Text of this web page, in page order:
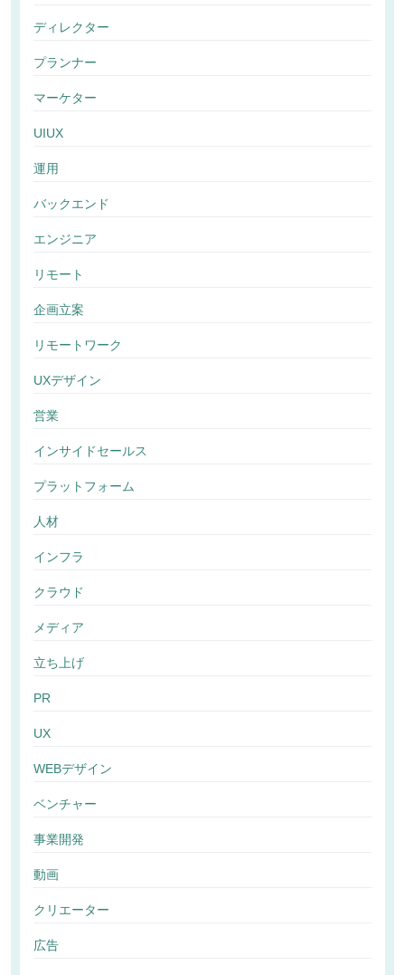
ディレクター
プランナー
マーケター
UIUX
運用
バックエンド
エンジニア
リモート
企画立案
リモートワーク
UXデザイン
営業
インサイドセールス
プラットフォーム
人材
インフラ
クラウド
メディア
立ち上げ
PR
UX
WEBデザイン
ベンチャー
事業開発
動画
クリエーター
広告